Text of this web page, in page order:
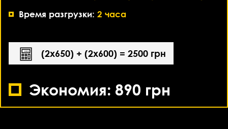
Время разгрузки: 2 часа
(2х650) + (2х600) = 2500 грн
Экономия: 890 грн